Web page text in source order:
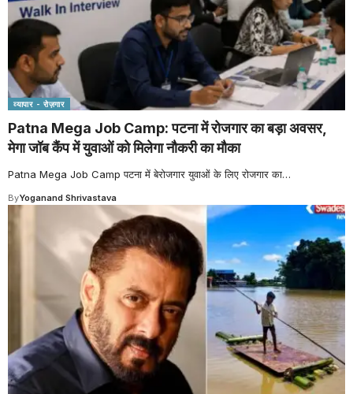
व्यापार - रोज़गार
Patna Mega Job Camp: पटना में रोजगार का बड़ा अवसर,
मेगा जॉब कैंप में युवाओं को मिलेगा नौकरी का मौका
Patna Mega Job Camp पटना में बेरोजगार युवाओं के लिए रोजगार का…
ByYoganand Shrivastava